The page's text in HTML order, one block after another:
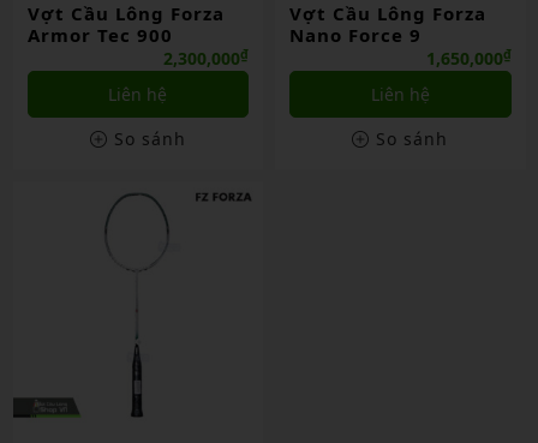
Vợt Cầu Lông Forza
Armor Tec 900
2,300,000₫
Liên hệ
So sánh
Vợt Cầu Lông Forza
Nano Force 9
1,650,000₫
Liên hệ
So sánh